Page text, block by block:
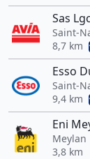
Sas Lgc
Saint-
8,7 km
Esso
Saint-
9,4 km
Eni
Meylan
3,8 km